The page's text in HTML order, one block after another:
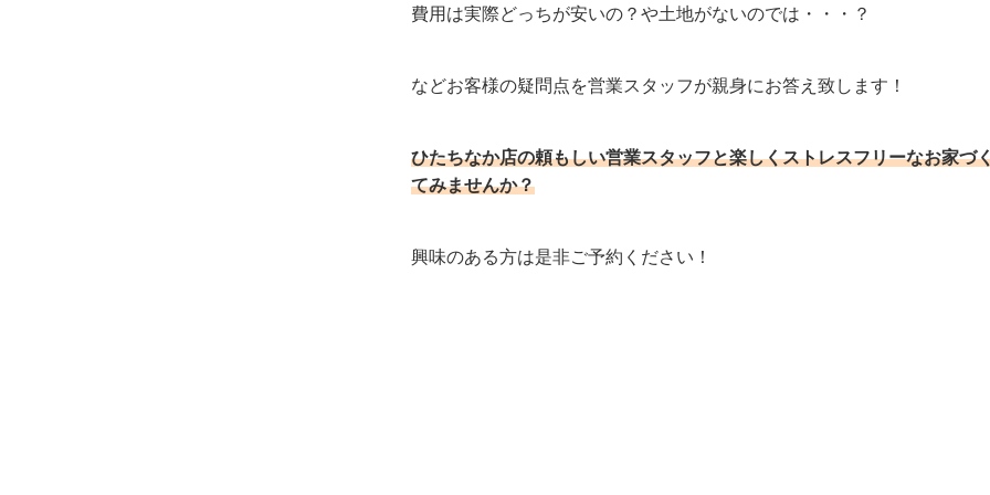
費用は実際どっちが安いの？や土地がないのでは・・・？
などお客様の疑問点を営業スタッフが親身にお答え致します！
ひたちなか店の頼もしい営業スタッフと楽しくストレスフリーなお家づ
てみませんか？
興味のある方は是非ご予約ください！